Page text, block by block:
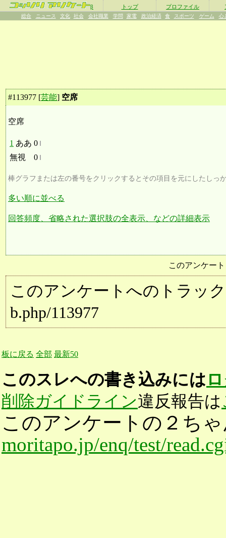
β トップ プロファイル
総合 ニュース 文化 社会 会社職業 学問 家電 政治経済 食 スポーツ ゲーム 心
#113977 [芸能] 空席
空席
1 ああ 0
無視
0
棒グラフまたは左の番号をクリックするとその項目を元にしたしっ
多い順に並べる
回答頻度、省略された選択肢の全表示、などの詳細表示
このアンケー
このアンケートへのトラッ
b.php/113977
板に戻る 全部 最新50
このスレへの書き込みには
削除ガイドライン違反報告は
このアンケートの２ち
moritapo.jp/enq/test/